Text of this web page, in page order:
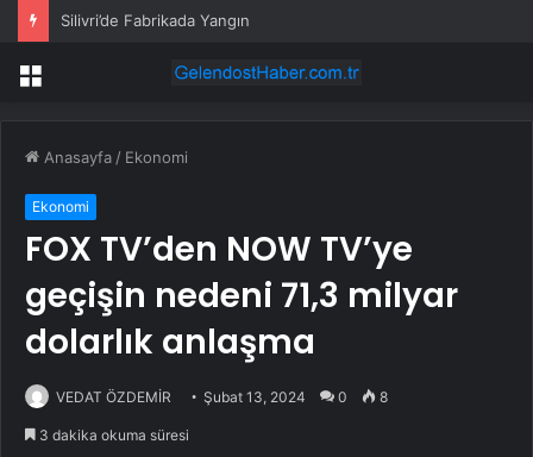
Menü
Anasayfa / Ekonomi
Ekonomi
FOX TV’den NOW TV’ye
geçişin nedeni 71,3 milyar
dolarlık anlaşma
VEDAT ÖZDEMİR Şubat 13, 2024 0 8
3 dakika okuma süresi